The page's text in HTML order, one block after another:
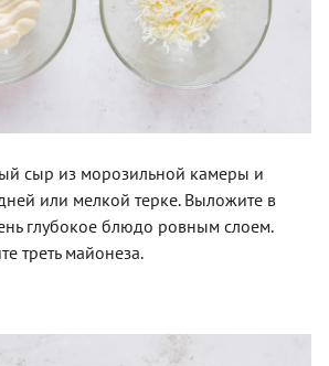
сыр из морозильной камеры и
или мелкой терке. Выложите в
глубокое блюдо ровным слоем.
треть майонеза.